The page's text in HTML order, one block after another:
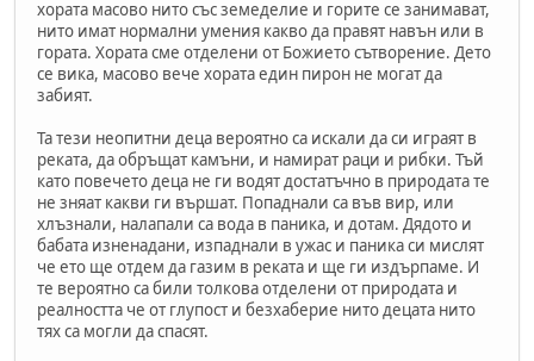
хората масово нито със земеделие и горите се занимават,
нито имат нормални умения какво да правят навън или в
гората. Хората сме отделени от Божието сътворение. Дето
се вика, масово вече хората един пирон не могат да
забият.
Та тези неопитни деца вероятно са искали да си играят в
реката, да обръщат камъни, и намират раци и рибки. Тъй
като повечето деца не ги водят достатъчно в природата те
не зняат какви ги вършат. Попаднали са във вир, или
хлъзнали, налапали са вода в паника, и дотам. Дядото и
бабата изненадани, изпаднали в ужас и паника си мислят
че ето ще отдем да газим в реката и ще ги издърпаме. И
те вероятно са били толкова отделени от природата и
реалността че от глупост и безхаберие нито децата нито
тях са могли да спасят.